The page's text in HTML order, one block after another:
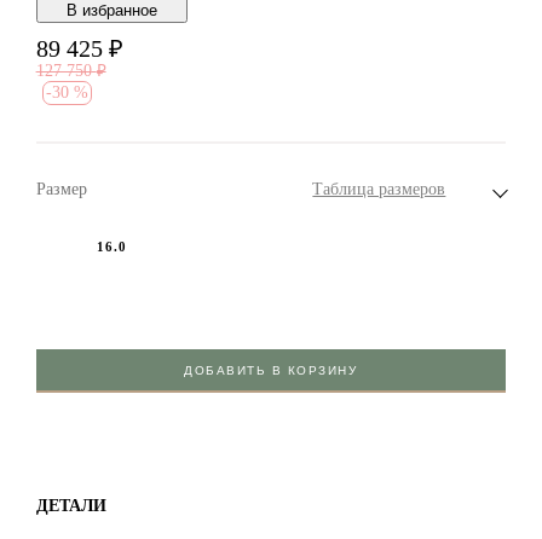
В избранноe
89 425 ₽
127 750 ₽
-30 %
Размер Таблица размеров
16.0
ДОБАВИТЬ В КОРЗИНУ
ДЕТАЛИ